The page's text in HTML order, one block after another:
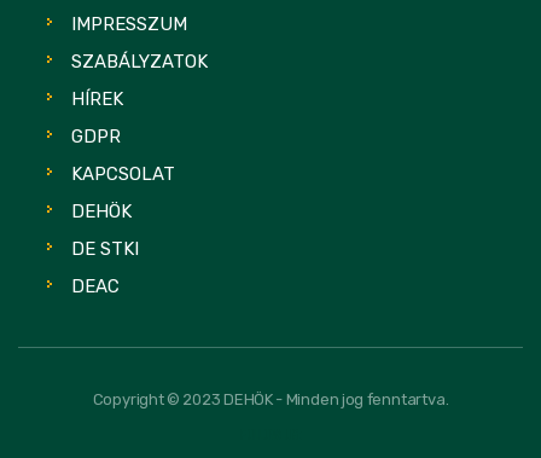
IMPRESSZUM
SZABÁLYZATOK
HÍREK
GDPR
KAPCSOLAT
DEHÖK
DE STKI
DEAC
Copyright © 2023 DEHÖK - Minden jog fenntartva.